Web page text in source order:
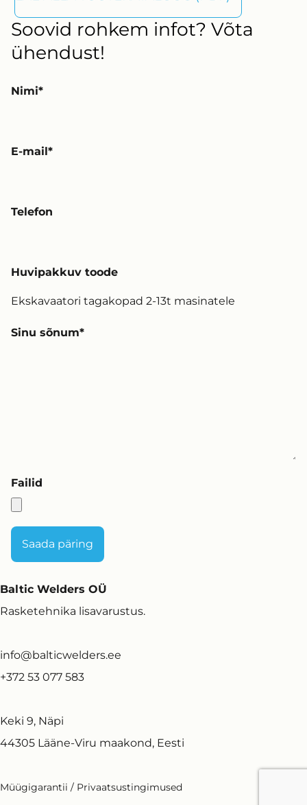
Soovid rohkem infot? Võta
ühendust!
Nimi
E-mail
Telefon
Huvipakkuv toode
Sinu sõnum
Failid
Baltic Welders OÜ
Rasketehnika lisavarustus.
info@balticwelders.ee
+372 53 077 583
Keki 9, Näpi
44305 Lääne-Viru maakond, Eesti
Müügigarantii / Privaatsustingimused